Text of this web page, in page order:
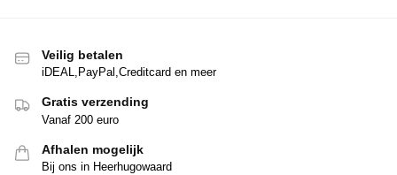
Veilig betalen
iDEAL,PayPal,Creditcard en meer
Gratis verzending
Vanaf 200 euro
Afhalen mogelijk
Bij ons in Heerhugowaard